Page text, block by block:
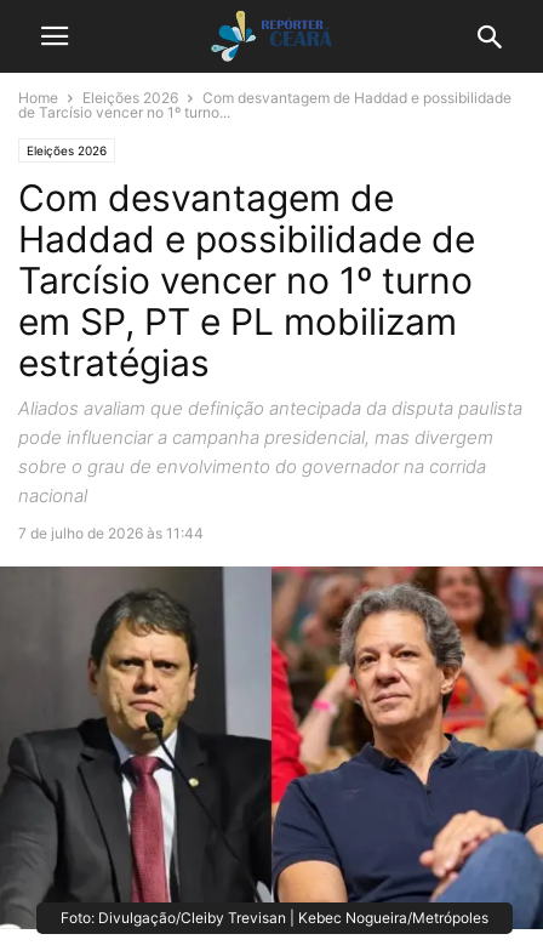
Home Eleições 2026
Com desvantagem de Haddad e possibilidade
de Tarcísio vencer no 1º turno...
Eleições 2026
Com desvantagem de
Haddad e possibilidade de
Tarcísio vencer no 1º turno
em SP, PT e PL mobilizam
estratégias
Aliados avaliam que definição antecipada da disputa paulista
pode influenciar a campanha presidencial, mas divergem
sobre o grau de envolvimento do governador na corrida
nacional
7 de julho de 2026 às 11:44
Foto: Divulgação/Cleiby Trevisan | Kebec Nogueira/Metrópoles